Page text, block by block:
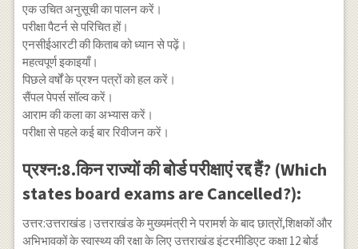
एक उचित अनुसूची का पालन करें।
परीक्षा पैटर्न से परिचित हों।
एनसीईआरटी की किताब को ध्यान से पढ़ें।
महत्वपूर्ण इकाइयाँ।
पिछले वर्षों के प्रश्न पत्रों को हल करें।
सैंपल पेपर्स सॉल्व करें।
आराम की कला का अभ्यास करें।
परीक्षा से पहले कई बार रिवीजन करें।
प्रश्न:8.किन राज्यों की बोर्ड परीक्षाएं रद्द हैं? (Which
states board exams are Cancelled?):
उत्तर:उत्तराखंड।उत्तराखंड के मुख्यमंत्री ने परामर्श के बाद छात्रों,शिक्षकों और
अभिभावकों के स्वास्थ्य की रक्षा के लिए उत्तराखंड इंटरमीडिएट कक्षा 12 बोर्ड